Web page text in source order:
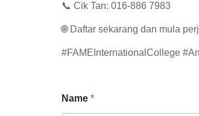
📞 Cik Tan: 016-886 7983
🌐 Daftar sekarang dan mula
#FAMEInternationalCollege
Name *